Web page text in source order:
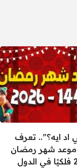
اد ايه؟”.. تعرف
شهر رمضان
2026 فلكيًا في الدول